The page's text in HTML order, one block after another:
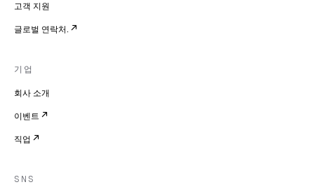
고객 지원
글로벌 연락처.
기업
회사 소개
이벤트
직업
SNS